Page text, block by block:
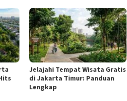
Jelajahi Tempat Wisata Gratis
di Jakarta Timur: Panduan
Lengkap